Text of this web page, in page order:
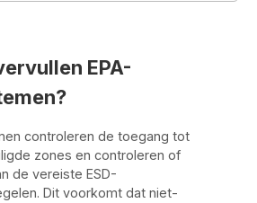
EPA-
controleren de toegang tot
zones en controleren of
de vereiste ESD-
Dit voorkomt dat niet-